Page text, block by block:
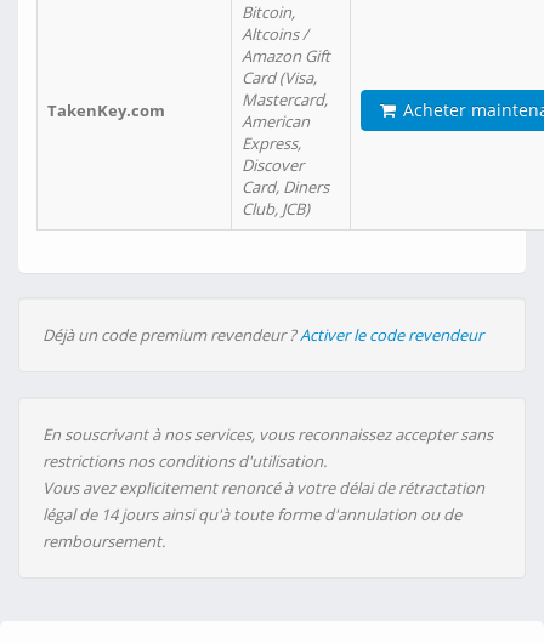
TakenKey.com
Bitcoin,
Altcoins /
Amazon Gift
Card (Visa,
Mastercard,
American
Express,
Discover
Card, Diners
Club, JCB)
Acheter
Déjà un code premium revendeur ?Activer le code revendeur
En souscrivant à nos services, vous reconnaissez accepter sans
restrictions nos conditions d'utilisation.
Vous avez explicitement renoncé à votre délai de rétractation
légal de 14 jours ainsi qu'à toute forme d'annulation ou de
remboursement.